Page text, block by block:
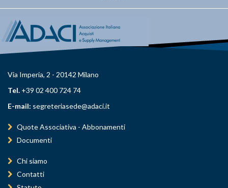
Via Imperia, 2 - 20142 Milano
Tel. +39 02 400 724 74
E-mail: segreteriasede@adaci.it
Quote Associativa - Abbonamenti
Documenti
Chi siamo
Contatti